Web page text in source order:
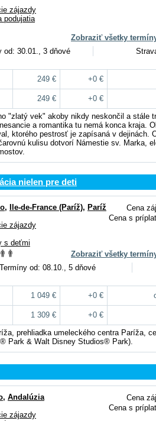
zájazdy
podujatia
Zobraziť všetky
od: 30.01., 3 dňové
249 € +0 €
249 €
+0 €
"zlatý vek" akoby nikdy neskončil a stále
a romantika tu nemá konca kraja.
ktorého pestrosť je zapísaná v dejinách.
kulisu dotvorí Námestie sv. Marka,
nielen pre deti
Cena
Cena s
, Ile-de-France (Paríž), Paríž
zájazdy
s deťmi
Zobraziť všetky
Termíny od: 08.10., 5 dňové
1 049 € +0 €
1 309 € +0 €
prehliadka umeleckého centra Paríža,
Park & Walt Disney Studios® Park).
Cena
Cena s
, Andalúzia
zájazdy